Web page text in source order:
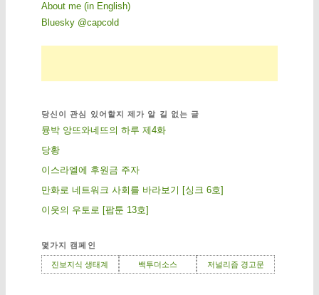
About me (in English)
Bluesky @capcold
당신이 관심 있어할지 제가 알 길 없는 글
뮹박 앙뜨와네뜨의 하루 제4화
당황
이스라엘에 후원금 주자
만화로 네트워크 사회를 바라보기 [싱크 6호]
이웃의 우토로 [팝툰 13호]
몇가지 캠페인
진보지식 생태계 백투더소스 저널리즘 경고문